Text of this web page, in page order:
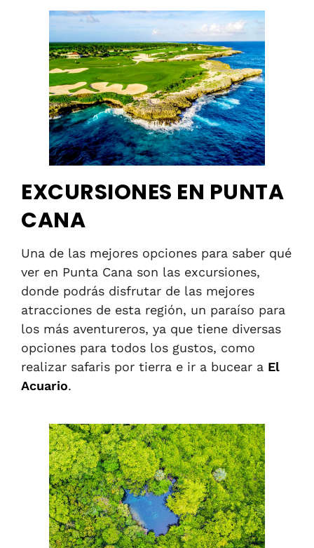
EXCURSIONES EN PUNTA
CANA
Una de las mejores opciones para saber qué
ver en Punta Cana son las excursiones,
donde podrás disfrutar de las mejores
atracciones de esta región, un paraíso para
los más aventureros, ya que tiene diversas
opciones para todos los gustos, como
realizar safaris por tierra e ir a bucear a El
Acuario.